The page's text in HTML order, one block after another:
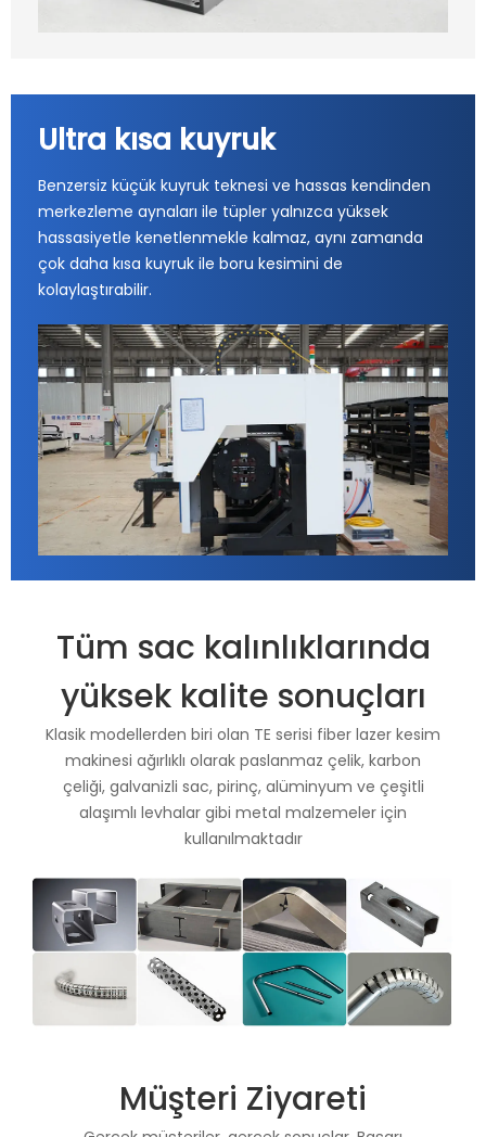
Ultra kısa kuyruk
Benzersiz küçük kuyruk teknesi ve hassas kendinden
merkezleme aynaları ile tüpler yalnızca yüksek
hassasiyetle kenetlenmekle kalmaz, aynı zamanda
çok daha kısa kuyruk ile boru kesimini de
kolaylaştırabilir.
Tüm sac kalınlıklarında
yüksek kalite sonuçları
Klasik modellerden biri olan TE serisi fiber lazer kesim
makinesi ağırlıklı olarak paslanmaz çelik, karbon
çeliği, galvanizli sac, pirinç, alüminyum ve çeşitli
alaşımlı levhalar gibi metal malzemeler için
kullanılmaktadır
Müşteri Ziyareti